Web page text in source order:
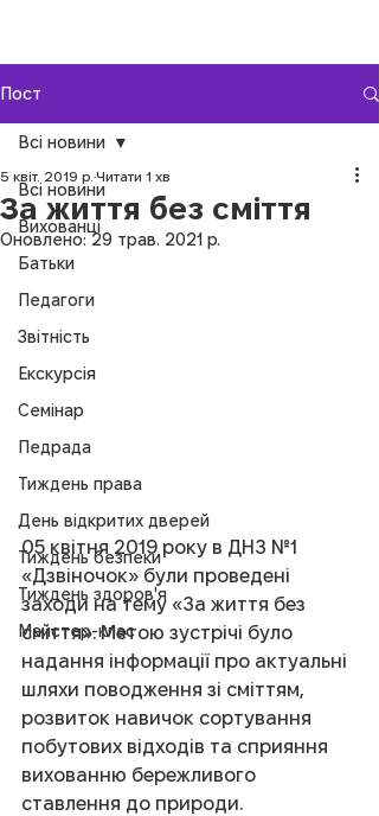
Пост
Всі новини
Вихованці
Батьки
Педагоги
Звітність
Екскурсія
Семінар
Педрада
Тиждень права
День відкритих дверей
Тиждень безпеки
Тиждень здоров'я
Майстер-клас
Всі новини
За життя без сміття
5 квіт. 2019 р. Читати 1 хв
Оновлено: 29 трав. 2021 р.
05 квітня 2019 року в ДНЗ №1
«Дзвіночок» були проведені
заходи на тему «За життя без
сміття». Метою зустрічі було
надання інформації про актуальні
шляхи поводження зі сміттям,
розвиток навичок сортування
побутових відходів та сприяння
вихованню бережливого
ставлення до природи.